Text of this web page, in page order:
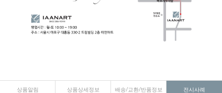
상품알림 상품상세정보 배송/교환/반품정보 전시사례